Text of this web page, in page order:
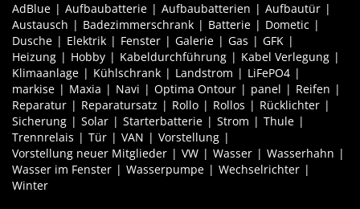
AdBlue Aufbaubatterie Aufbaubatterien
Aufbautür
Austausch
Badezimmerschrank Batterie
Dometic
Dusche
Elektrik Fenster Galerie Gas
GFK
Heizung
Hobby Kabeldurchführung
Kabel Verlegung
Klimaanlage
Kühlschrank Landstrom
LiFePO4
markise
Maxia Navi Optima Ontour panel
Reifen
Reparatur
Reparatursatz Rollo Rollos
Rücklichter
Sicherung
Solar Starterbatterie Strom
Thule
Trennrelais
Tür VAN
Vorstellung
Vorstellung neuer Mitglieder
VW Wasser
Wasserhahn
Wasser im Fenster
Wasserpumpe
Wechselrichter
Winter